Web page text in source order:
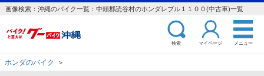
画像検索：沖縄のバイク一覧：中頭郡読谷村のホンダレブル１１００(中古車)一覧
検索 マイページ メニュー
ホンダのバイク ＞